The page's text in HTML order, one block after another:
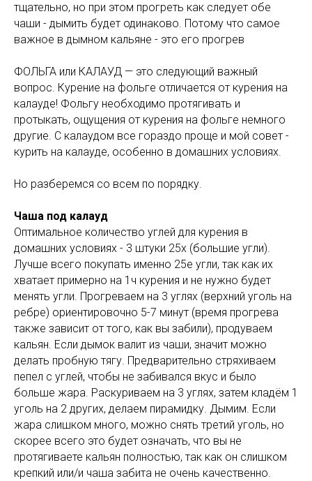
тщательно, но при этом прогреть как следует обе
чаши - дымить будет одинаково. Потому что самое
важное в дымном кальяне - это его прогрев
ФОЛЬГА или КАЛАУД — это следующий важный
вопрос. Курение на фольге отличается от курения на
калауде! Фольгу необходимо протягивать и
протыкать, ощущения от курения на фольге немного
другие. С калаудом все гораздо проще и мой совет -
курить на калауде, особенно в домашних условиях.
Но разберемся со всем по порядку.
Чаша под калауд
Оптимальное количество углей для курения в
домашних условиях - 3 штуки 25х (большие угли).
Лучше всего покупать именно 25е угли, так как их
хватает примерно на 1ч курения и не нужно будет
менять угли. Прогреваем на 3 углях (верхний уголь на
ребре) ориентировочно 5-7 минут (время прогрева
также зависит от того, как вы забили), продуваем
кальян. Если дымок валит из чаши, значит можно
делать пробную тягу. Предварительно стряхиваем
пепел с углей, чтобы не забивался вкус и было
больше жара. Раскуриваем на 3 углях, затем кладём 1
уголь на 2 других, делаем пирамидку. Дымим. Если
жара слишком много, можно снять третий уголь, но
скорее всего это будет означать, что вы не
протягиваете кальян полностью, так как он слишком
крепкий или/и чаша забита не очень качественно.